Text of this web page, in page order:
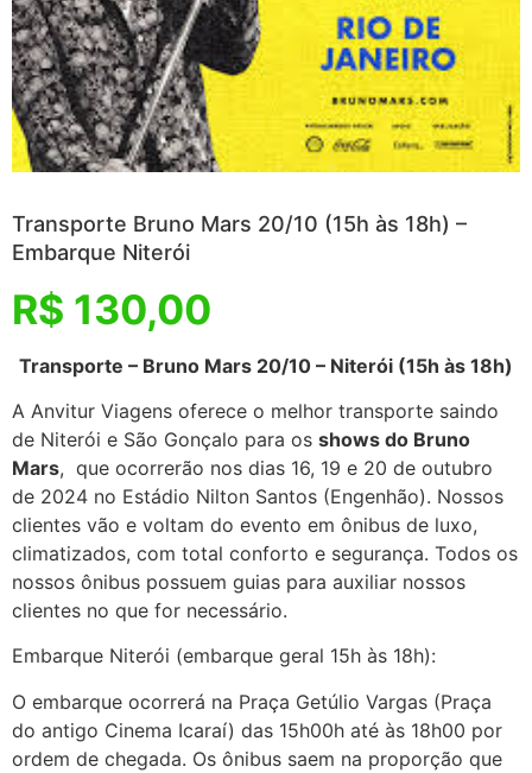
Transporte Bruno Mars 20/10 (15h às 18h) –
Embarque Niterói
R$ 130,00
Transporte – Bruno Mars 20/10 – Niterói (15h às 18h)
A Anvitur Viagens oferece o melhor transporte saindo
de Niterói e São Gonçalo para os shows do Bruno
Mars, que ocorrerão nos dias 16, 19 e 20 de outubro
de 2024 no Estádio Nilton Santos (Engenhão). Nossos
clientes vão e voltam do evento em ônibus de luxo,
climatizados, com total conforto e segurança. Todos os
nossos ônibus possuem guias para auxiliar nossos
clientes no que for necessário.
Embarque Niterói (embarque geral 15h às 18h):
O embarque ocorrerá na Praça Getúlio Vargas (Praça
do antigo Cinema Icaraí) das 15h00h até às 18h00 por
ordem de chegada. Os ônibus saem na proporção que